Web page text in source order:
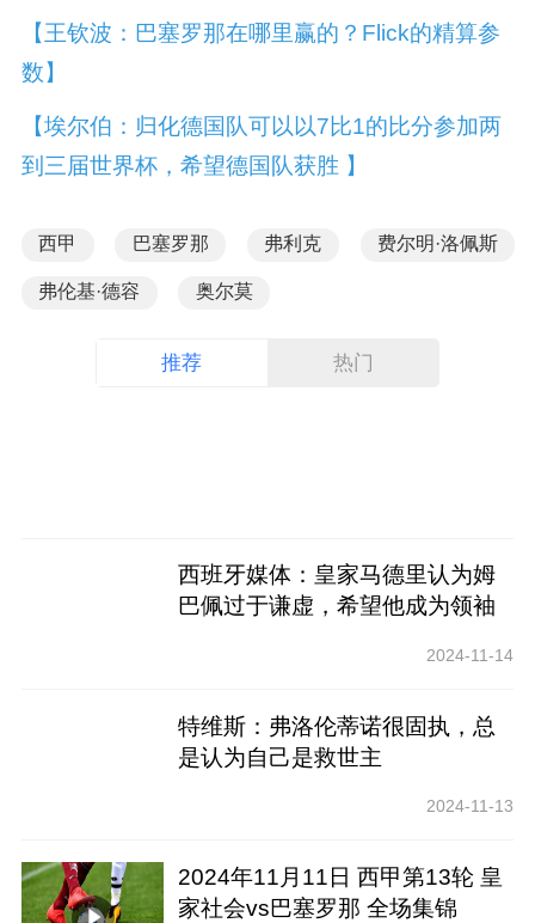
【王钦波：巴塞罗那在哪里赢的？Flick的精算参
数】
【埃尔伯：归化德国队可以以7比1的比分参加两
到三届世界杯，希望德国队获胜 】
西甲 巴塞罗那 弗利克 费尔明·洛佩斯
弗伦基·德容 奥尔莫
推荐 热门
西班牙媒体：皇家马德里认为姆
巴佩过于谦虚，希望他成为领袖
2024-11-14
特维斯：弗洛伦蒂诺很固执，总
是认为自己是救世主
2024-11-13
2024年11月11日 西甲第13轮 皇
家社会vs巴塞罗那 全场集锦